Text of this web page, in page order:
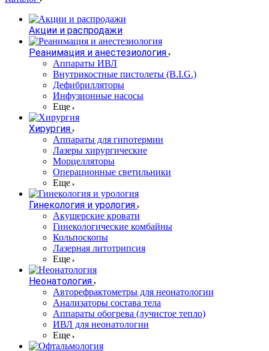
Акции и распродажи
Реанимация и анестезиология
Аппараты ИВЛ
Внутрикостные пистолеты (B.I.G.)
Дефибрилляторы
Инфузионные насосы
Еще
Хирургия
Аппараты для гипотермии
Лазеры хирургические
Морцелляторы
Операционные светильники
Еще
Гинекология и урология
Акушерские кровати
Гинекологические комбайны
Кольпоскопы
Лазерная литотрипсия
Еще
Неонатология
Авторефрактометры для неонатологии
Анализаторы состава тела
Аппараты обогрева (лучистое тепло)
ИВЛ для неонатологии
Еще